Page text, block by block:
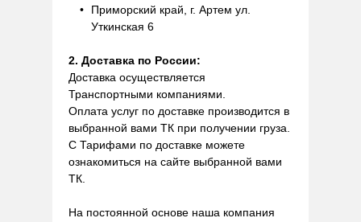
Приморский край, г. Артем ул.
Уткинская 6
2. Доставка по России:
Доставка осуществляется
Транспортными компаниями.
Оплата услуг по доставке производится в
выбранной вами ТК при получении груза.
С Тарифами по доставке можете
ознакомиться на сайте выбранной вами
ТК.
На постоянной основе наша компания